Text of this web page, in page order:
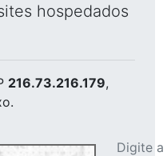
hospedados
216.73.216.179,
Digite